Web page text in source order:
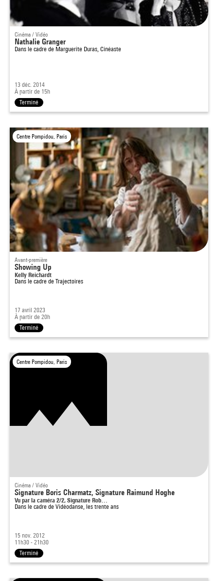
Cinéma / Vidéo
Nathalie Granger
Dans le cadre de Marguerite Duras, Cinéaste
13 déc. 2014
À partir de 15h
Terminé
Centre Pompidou, Paris
Avant-première
Showing Up
Kelly Reichardt
Dans le cadre de Trajectoires
17 avril 2023
À partir de 20h
Terminé
Centre Pompidou, Paris
Cinéma / Vidéo
Signature Boris Charmatz, Signature Raimund Hoghe
Vu par la caméra 2/2, Signature Rob…
Dans le cadre de Vidéodanse, les trente ans
15 nov. 2012
11h30 - 21h30
Terminé